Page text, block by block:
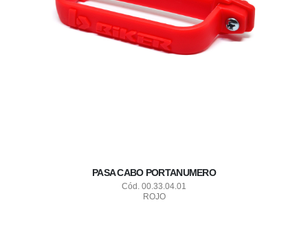
PASA CABO PORTANUMERO
Cód. 00.33.04.01
ROJO